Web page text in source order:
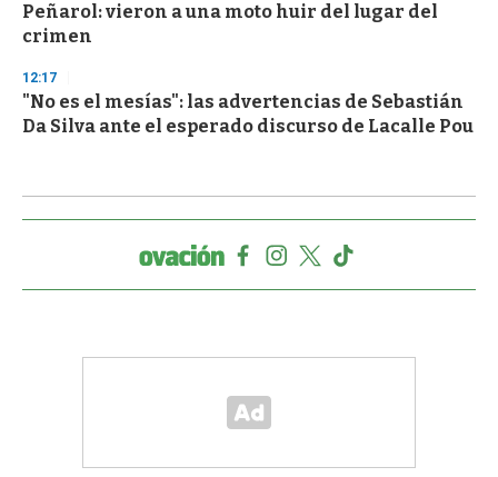
Peñarol: vieron a una moto huir del lugar del
crimen
12:17
"No es el mesías": las advertencias de Sebastián
Da Silva ante el esperado discurso de Lacalle Pou